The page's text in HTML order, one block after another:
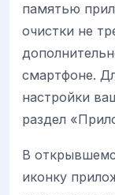
памятью
очистки не
смартфоне.
настройки
раздел
В
иконку